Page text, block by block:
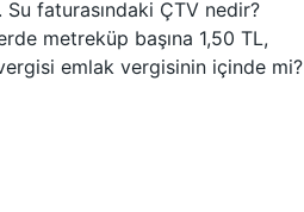
faturasındaki ÇTV nedir?
metreküp başına 1,50 TL,
emlak vergisinin içinde mi?